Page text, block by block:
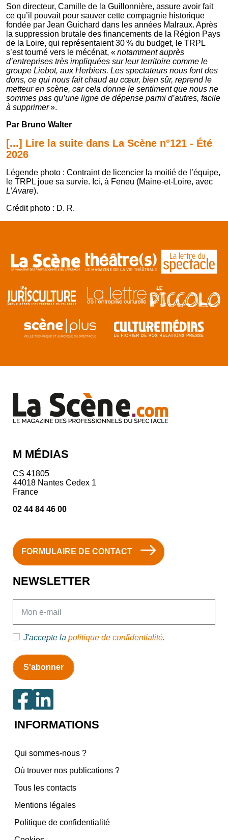
Son directeur, Camille de la Guillonnière, assure avoir fait
ce qu’il pouvait pour sauver cette compagnie historique
fondée par Jean Guichard dans les années Malraux. Après
la suppression brutale des financements de la Région Pays
de la Loire, qui représentaient 30 % du budget, le TRPL
s’est tourné vers le mécénat, «notamment auprès
d’entreprises très impliquées sur leur territoire comme le
groupe Liebot, aux Herbiers. Les spectateurs nous font des
dons, ce qui nous fait chaud au cœur, bien sûr, reprend le
metteur en scène, car cela donne le sentiment que nous ne
sommes pas qu’une ligne de dépense parmi d’autres, facile
à supprimer».
Par Bruno Walter
[...] Lire la suite dans La Scène n°121 - Été
2026
Légende photo : Contraint de licencier la moitié de l’équipe,
le TRPL joue sa survie. Ici, à Feneu (Maine-et-Loire, avec
L’Avare).
Crédit photo : D. R.
M MÉDIAS
CS 41805
44018 Nantes Cedex 1
France
02 44 84 46 00
FORMULAIRE DE CONTACT
NEWSLETTER
J'accepte la politique de confidentialité.
INFORMATIONS
Qui sommes-nous ?
Où trouver nos publications ?
Tous les contacts
Mentions légales
Politique de confidentialité